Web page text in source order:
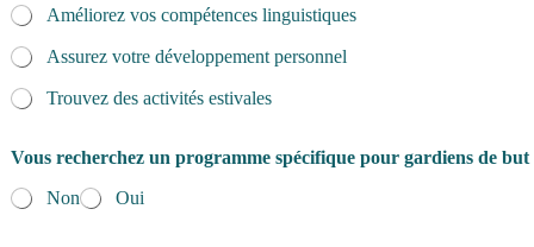
Améliorez vos compétences linguistiques
Assurez votre développement personnel
Trouvez des activités estivales
Vous recherchez un programme spécifique pour gardiens de but
Non
Oui